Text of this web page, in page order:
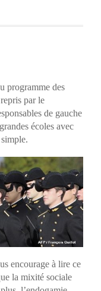
programme des
par le
de gauche
écoles avec
encourage à lire ce
la mixité sociale